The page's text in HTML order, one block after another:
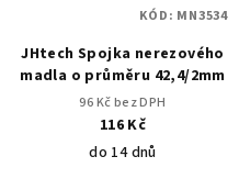
JHtech Spojka nerezového
madla o průměru 42,4/2mm
96 Kč bez DPH
116 Kč
do 14 dnů
KÓD: MN3534